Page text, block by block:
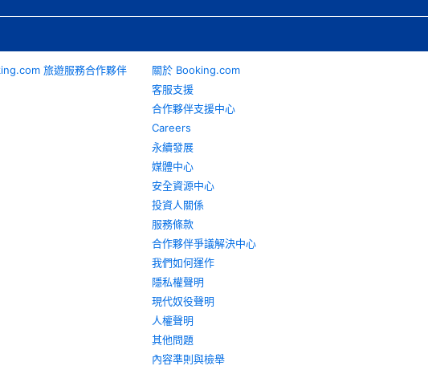
旅遊服務合作夥伴
關於 Booking.com
客服支援
合作夥伴支援中心
Careers
永續發展
媒體中心
安全資源中心
投資人關係
服務條款
合作夥伴爭議解決中心
我們如何運作
隱私權聲明
現代奴役聲明
人權聲明
其他問題
內容準則與檢舉